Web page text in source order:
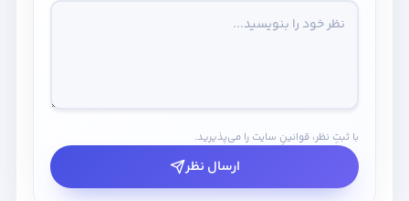
با ثبتِ نظر، قوانینِ سایت را می‌پذیرید.
ارسال نظر